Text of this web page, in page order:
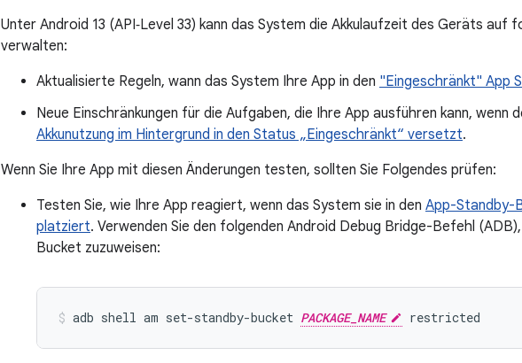
Unter Android 13 (API‑Level 33) kann das System die Akkulaufzeit des Geräts auf
verwalten:
Aktualisierte Regeln, wann das System Ihre App in den "Eingeschränkt" App
Neue Einschränkungen für die Aufgaben, die Ihre App ausführen kann, wenn
Akkunutzung im Hintergrund in den Status „Eingeschränkt“ versetzt.
Wenn Sie Ihre App mit diesen Änderungen testen, sollten Sie Folgendes prüfen:
Testen Sie, wie Ihre App reagiert, wenn das System sie in den App-Standby-
platziert. Verwenden Sie den folgenden Android Debug Bridge-Befehl
Bucket zuzuweisen:
adb shell am set-standby-bucket PACKAGE_NAME